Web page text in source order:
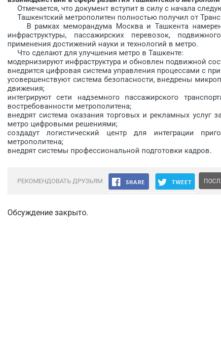
Отмечается, что документ вступит в силу с начала
Ташкентский метрополитен полностью получил от
В рамках меморандума Москва и Ташкента
инфраструктуры, пассажирских перевозок,
применения достижений науки и технологий в метро.
Что сделают для улучшения метро в Ташкенте:
модернизируют инфраструктура и обновлен подвижной
внедрится цифровая система управления процессами с
усовершенствуют система безопасности, внедрены
движения;
интегрируют сети надземного пассажирского
востребованности метрополитена;
внедрят система оказания торговых и рекламных услуг
метро цифровыми решениями;
создадут логистический центр для интеграции
метрополитена;
внедрят системы профессиональной подготовки кадров.
РЕКОМЕНДОВАТЬ ДРУЗЬЯМ
Обсуждение закрыто.